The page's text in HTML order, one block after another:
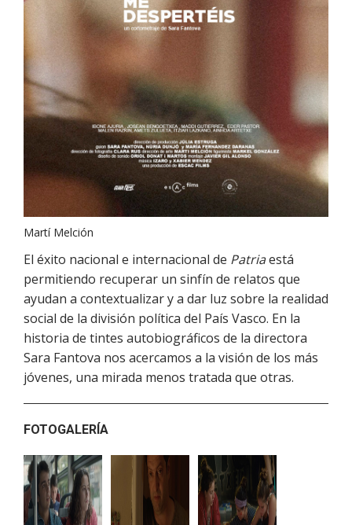
Martí Melción
El éxito nacional e internacional de Patriaestá
permitiendo recuperar un sinfín de relatos que
ayudan a contextualizar y a dar luz sobre la realidad
social de la división política del País Vasco. En la
historia de tintes autobiográficos de la directora
Sara Fantova nos acercamos a la visión de los más
jóvenes, una mirada menos tratada que otras.
FOTOGALERÍA